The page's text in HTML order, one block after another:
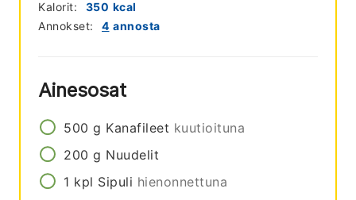
Annokset: 4 annosta
Kalorit: 350 kcal
Ainesosat
500 g Kanafileet kuutioituna
200 g Nuudelit
1 kpl Sipuli hienonnettuna